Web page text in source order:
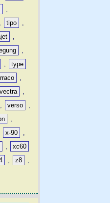
,
, tipo
,
,
,
,
type
,
vectra
,
, verso
,
,
x-90
,
,
xc60
, z8
,